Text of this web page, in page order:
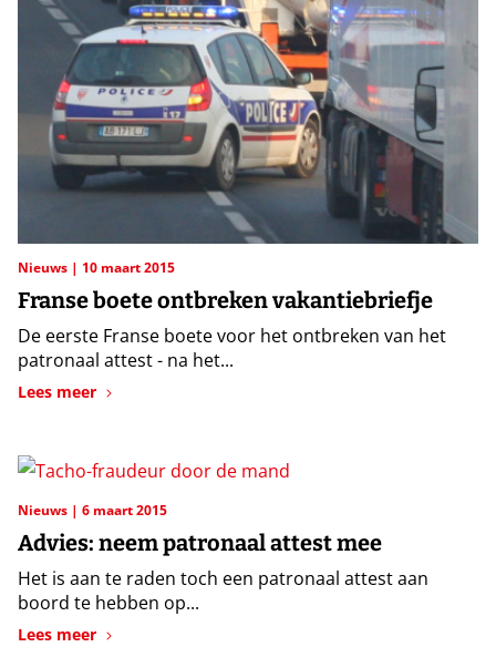
Nieuws 10 maart 2015
Franse boete ontbreken vakantiebriefje
De eerste Franse boete voor het ontbreken van het
patronaal attest - na het...
Lees meer
Nieuws 6 maart 2015
Advies: neem patronaal attest mee
Het is aan te raden toch een patronaal attest aan
boord te hebben op...
Lees meer